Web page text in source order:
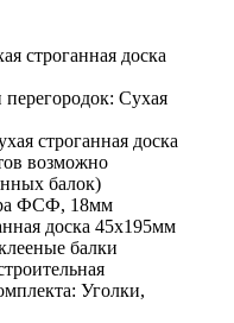
строганная доска
Сухая
строганная доска
возможно
балок)
ФСФ, 18мм
доска 45х195мм
балки
Уголки,